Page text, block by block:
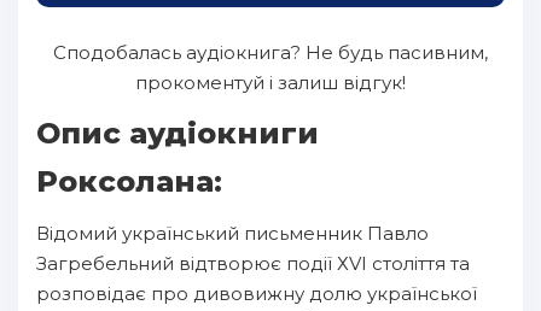
10
11
Сподобалась аудіокнига? Не будь пасивним,
прокоментуй і залиш відгук!
Опис аудіокниги
Роксолана:
Відомий український письменник Павло
Загребельний відтворює події ХVІ століття та
розповідає про дивовижну долю української